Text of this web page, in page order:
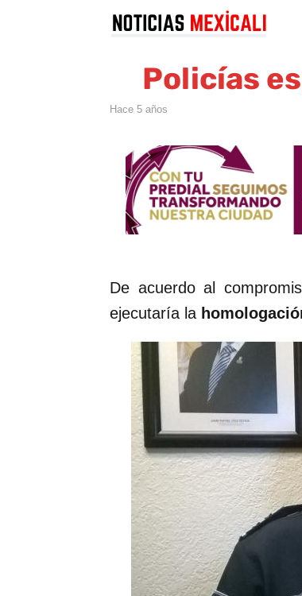
Policías
hace 5 años
De acuerdo al
ejecutaría la